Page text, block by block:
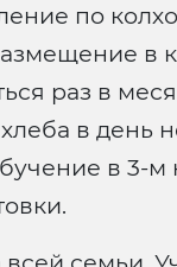
по
в
раз в
хлеба в день
в 3-